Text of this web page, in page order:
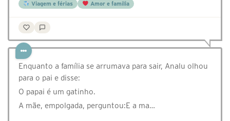
Viagem e férias Amor e família
Enquanto a família se arrumava para sair, Analu olhou
para o pai e disse:
O papai é um gatinho.
A mãe, empolgada, perguntou:E a ma…